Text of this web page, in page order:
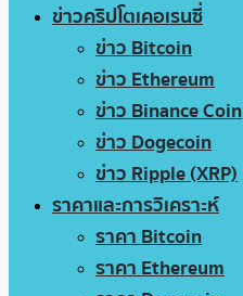
ข่าวคริปโตเคอเรนซี่
ข่าว Bitcoin
ข่าว Ethereum
ข่าว Binance Coin
ข่าว Dogecoin
ข่าว Ripple (XRP)
ราคาและการวิเคราะห์
ราคา Bitcoin
ราคา Ethereum